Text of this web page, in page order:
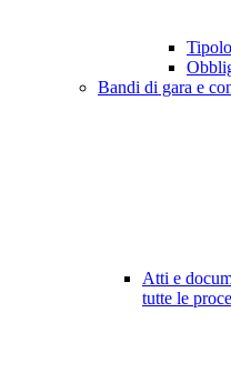
Bandi di gara e
Atti e
tutte le